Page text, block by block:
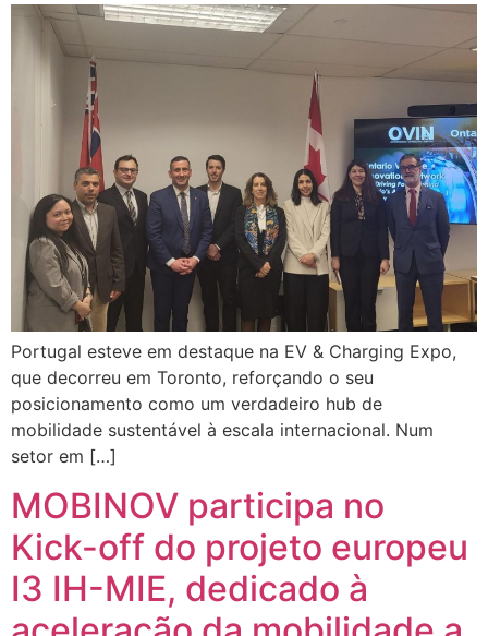
Portugal esteve em destaque na EV & Charging Expo,
que decorreu em Toronto, reforçando o seu
posicionamento como um verdadeiro hub de
mobilidade sustentável à escala internacional. Num
setor em […]
MOBINOV participa no
Kick-off do projeto europeu
I3 IH-MIE, dedicado à